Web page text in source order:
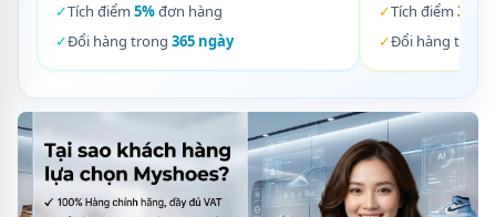
✓Tích điểm 5%đơn hàng
✓Đổi hàng trong 365 ngày
✓Tích điểm 3%
✓Đổi hàng trong